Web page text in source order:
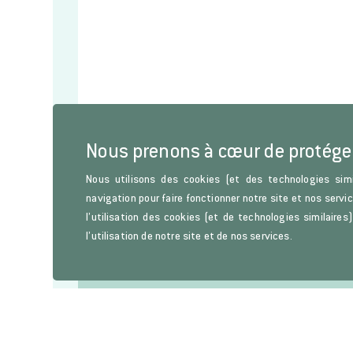
Nous prenons à cœur de
Nous utilisons des cookies (et des technologies
navigation pour faire fonctionner notre site et nos
l’utilisation des cookies (et de technologies
l’utilisation de notre site et de nos services.